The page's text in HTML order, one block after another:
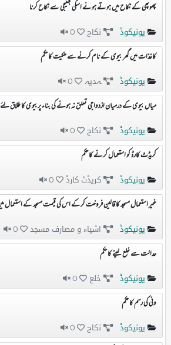
پھوپھی کے نکاح میں ہوتے ہوئے اسکی بھتیجی سے نکاح کرنا
یونیکوڈ نکاح 0
کاغذات میں گھر بیوی کے نام کرنے سے ملکیت کا حکم
یونیکوڈ ہدیہ 0
میاں بیوی کے درمیان ازدواجی تعلق نہ ہونے کی بناء پربیوی کا طلاق
یونیکوڈ نکاح 0
کریڈٹ کارڈ کو استعمال کرنے کا حکم
یونیکوڈ کریڈٹ کارڈ 0
غیر استعمال مسجد کا قالین فروخت کرکے اس کی قیمت مسجد کے استعمال
یونیکوڈ اشیاء و مصارف مسجد 0
عدالت سے خلع لینے کا حکم
یونیکوڈ خلع 0
ونی کی رسم کا حکم
یونیکوڈ نکاح 0